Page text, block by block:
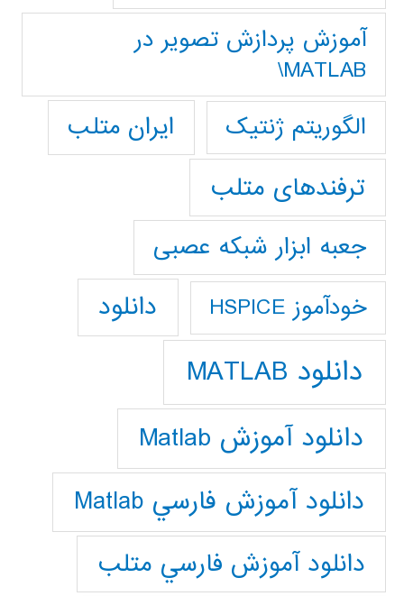
آموزش پردازش تصوير در
MATLAB\
الگوریتم ژنتیک
ایران متلب
ترفندهای متلب
جعبه ابزار شبکه عصبی
خودآموز HSPICE دانلود
دانلود MATLAB
دانلود آموزش Matlab
دانلود آموزش فارسي Matlab
دانلود آموزش فارسي متلب